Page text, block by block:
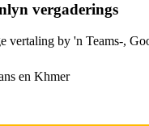
vergaderings
vertaling by 'n Teams-,
en Khmer